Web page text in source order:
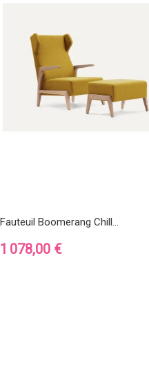
Fauteuil Boomerang Chill...
Prix
1 078,00 €